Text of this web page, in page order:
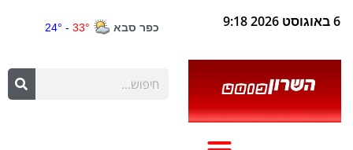
6 באוגוסט 2026 9:18